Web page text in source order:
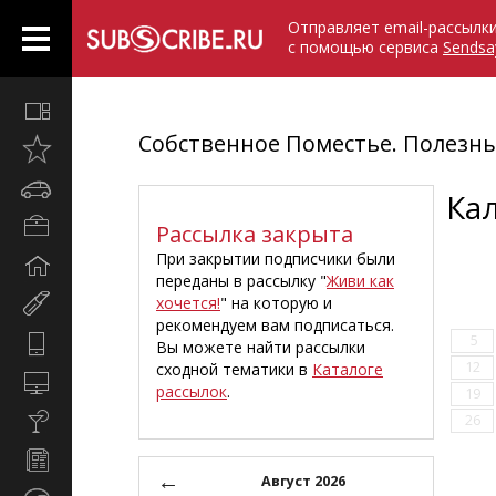
Отправляет email-рассылки
с помощью сервиса
Открыто
Автомобили
Компьютеры
Новости
Собственное Поместье.
Рассылка закрыта
При закрытии подписчики были
переданы в рассылку "Живи как
хочется!" на которую и
рекомендуем вам подписаться.
Вы можете найти рассылки
сходной тематики в Каталоге
рассылок.
←
Август 2026
5
12
19
26